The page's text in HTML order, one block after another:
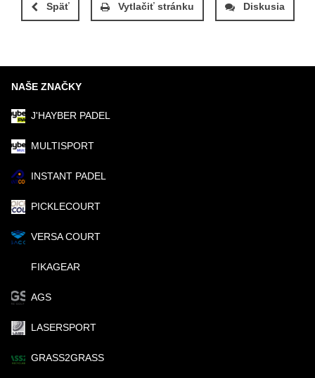
Späť Vytlačiť stránku Diskusia
NAŠE ZNAČKY
J'HAYBER PADEL
MULTISPORT
INSTANT PADEL
PICKLECOURT
VERSA COURT
FIKAGEAR
AGS
LASERSPORT
GRASS2GRASS